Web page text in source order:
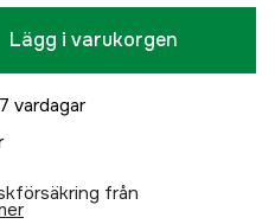
Lägg i varukorgen
vardagar
från